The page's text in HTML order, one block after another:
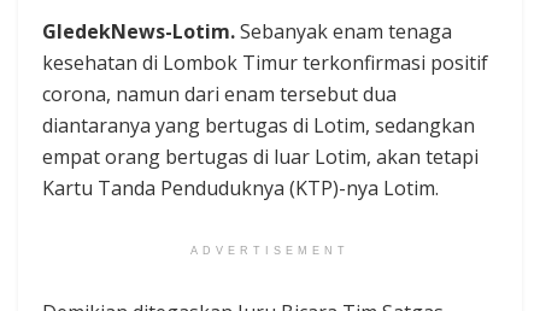
GledekNews-Lotim.Sebanyak enam tenaga
kesehatan di Lombok Timur terkonfirmasi positif
corona, namun dari enam tersebut dua
diantaranya yang bertugas di Lotim, sedangkan
empat orang bertugas di luar Lotim, akan tetapi
Kartu Tanda Penduduknya (KTP)-nya Lotim.
ADVERTISEMENT